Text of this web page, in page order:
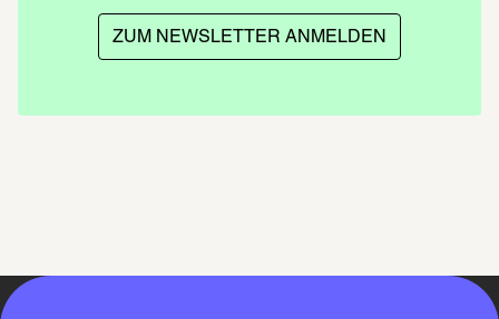
ZUM NEWSLETTER ANMELDEN